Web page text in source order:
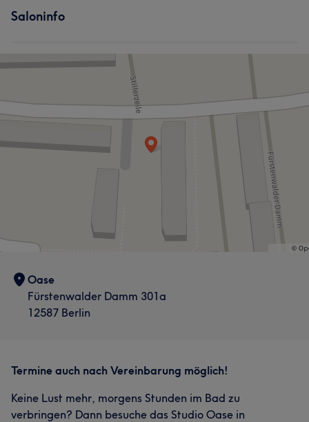
Saloninfo
Oase
Fürstenwalder Damm 301a
12587 Berlin
Termine auch nach Vereinbarung möglich!
Keine Lust mehr, morgens Stunden im Bad zu
verbringen? Dann besuche das Studio Oase in